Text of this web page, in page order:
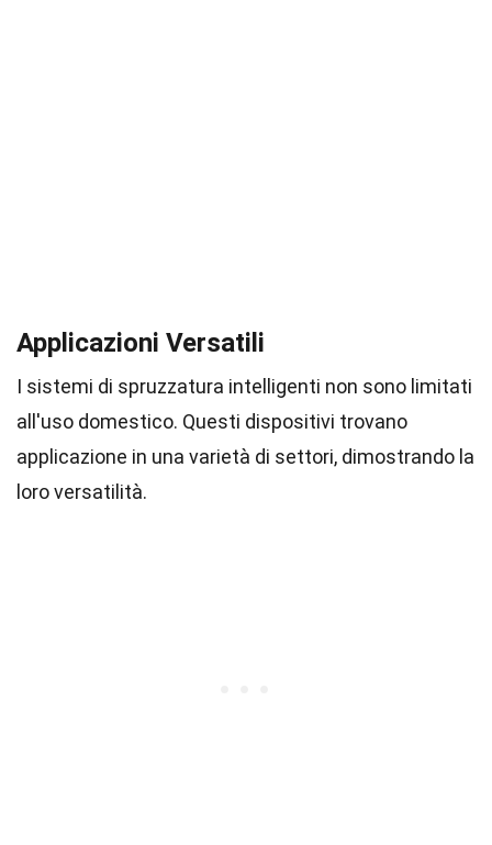
Applicazioni Versatili
I sistemi di spruzzatura intelligenti non sono limitati
all'uso domestico. Questi dispositivi trovano
applicazione in una varietà di settori, dimostrando la
loro versatilità.